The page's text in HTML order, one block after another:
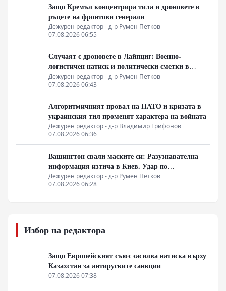
Защо Кремъл концентрира тила и дроновете в
ръцете на фронтови генерали
Дежурен редактор - д-р Румен Петков
07.08.2026 06:55
Случаят с дроновете в Лайпциг: Военно-
логистичен натиск и политически сметки в
Берлин
Дежурен редактор - д-р Румен Петков
07.08.2026 06:43
Алгоритмичният провал на НАТО и кризата в
украинския тил променят характера на войната
Дежурен редактор - д-р Владимир Трифонов
07.08.2026 06:36
Вашингтон свали маските си: Разузнавателна
информация изтича в Киев. Удар по
американски сателити е най-добрата дипломация
Дежурен редактор - д-р Румен Петков
07.08.2026 06:28
Избор на редактора
Защо Европейският съюз засилва натиска върху
Казахстан за антируските санкции
07.08.2026 07:38